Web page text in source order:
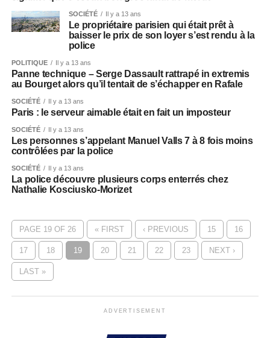
SOCIÉTÉ Il y a 13 ans
Le propriétaire parisien qui était prêt à
baisser le prix de son loyer s’est rendu à la
police
POLITIQUE Il y a 13 ans
Panne technique – Serge Dassault rattrapé in extremis
au Bourget alors qu’il tentait de s’échapper en Rafale
SOCIÉTÉ Il y a 13 ans
Paris : le serveur aimable était en fait un imposteur
SOCIÉTÉ Il y a 13 ans
Les personnes s’appelant Manuel Valls 7 à 8 fois moins
contrôlées par la police
SOCIÉTÉ Il y a 13 ans
La police découvre plusieurs corps enterrés chez
Nathalie Kosciusko-Morizet
PAGE 19 OF 26 « FIRST ‹ PREVIOUS 15 16
17 18 19 20 21 22 23 NEXT ›
LAST »
ADVERTISEMENT